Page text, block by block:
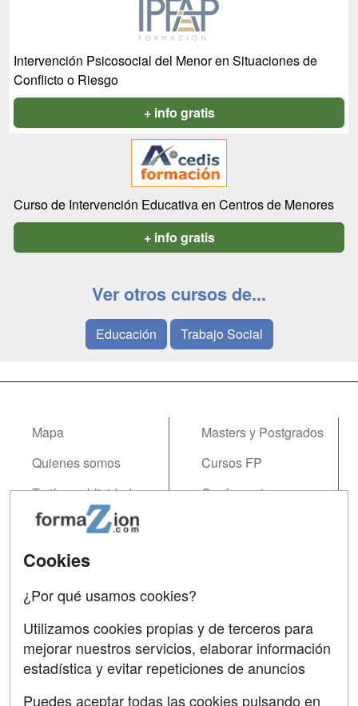
Intervención Psicosocial del Menor en Situaciones de
Conflicto o Riesgo
+ info gratis
Curso de Intervención Educativa en Centros de Menores
+ info gratis
Ver otros cursos de...
Educación Trabajo Social
Mapa
Quienes somos
Tarifas publicidad
Acceso Usuarios
Acceso Centros
Masters y Postgrados
Cursos FP
Conferencias
Contactar
Confidencialidad
Aviso legal
Cookies
¿Por qué usamos cookies?
Utilizamos cookies propias y de terceros para
mejorar nuestros servicios, elaborar información
estadística y evitar repeticiones de anuncios
Puedes aceptar todas las cookies pulsando en